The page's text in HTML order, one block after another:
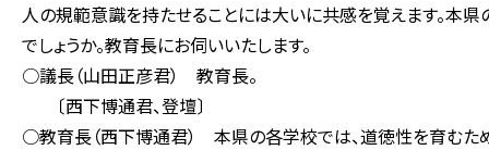
人の規範意識を持たせることには大いに共感を覚えます。本
でしょうか。教育長にお伺いいたします。
○議長（山田正彦君） 教育長。
〔西下博通君、登壇〕
○教育長（西下博通君） 本県の各学校では、道徳性を育むた